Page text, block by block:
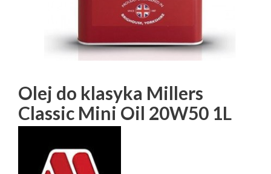
Olej do klasyka Millers
Classic Mini Oil 20W50 1L